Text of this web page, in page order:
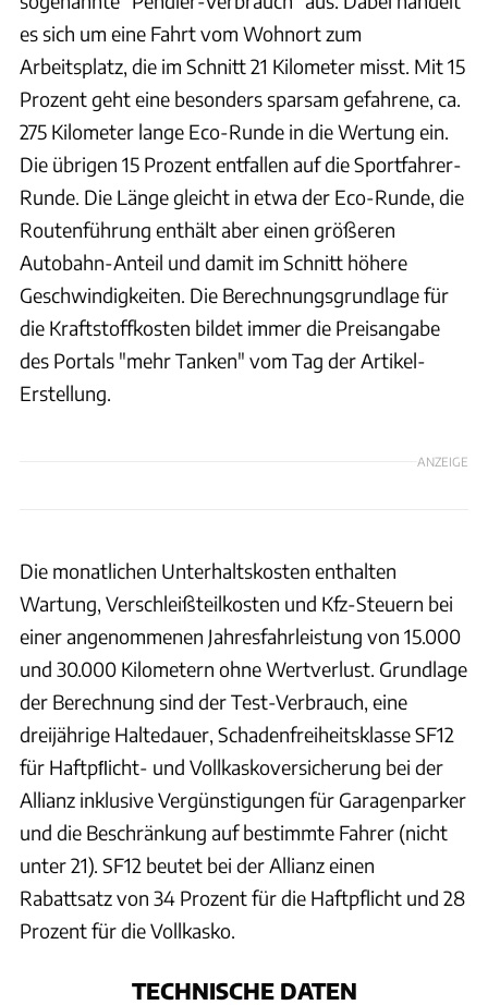
es sich um eine Fahrt vom Wohnort zum
Arbeitsplatz, die im Schnitt 21 Kilometer misst. Mit 15
Prozent geht eine besonders sparsam gefahrene, ca.
275 Kilometer lange Eco-Runde in die Wertung ein.
Die übrigen 15 Prozent entfallen auf die Sportfahrer-
Runde. Die Länge gleicht in etwa der Eco-Runde, die
Routenführung enthält aber einen größeren
Autobahn-Anteil und damit im Schnitt höhere
Geschwindigkeiten. Die Berechnungsgrundlage für
die Kraftstoffkosten bildet immer die Preisangabe
des Portals "mehr Tanken" vom Tag der Artikel-
Erstellung.
ANZEIGE
Die monatlichen Unterhaltskosten enthalten
Wartung, Verschleißteilkosten und Kfz-Steuern bei
einer angenommenen Jahresfahrleistung von 15.000
und 30.000 Kilometern ohne Wertverlust. Grundlage
der Berechnung sind der Test-Verbrauch, eine
dreijährige Haltedauer, Schadenfreiheitsklasse SF12
für Haftpﬂicht- und Vollkaskoversicherung bei der
Allianz inklusive Vergünstigungen für Garagenparker
und die Beschränkung auf bestimmte Fahrer (nicht
unter 21). SF12 beutet bei der Allianz einen
Rabattsatz von 34 Prozent für die Haftpflicht und 28
Prozent für die Vollkasko.
TECHNISCHE DATEN